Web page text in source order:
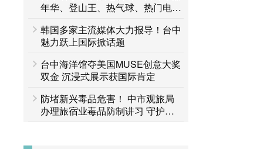
年华、登山王、热气球、热门电影
韩国多家主流媒体大力报导！台中
魅力跃上国际掀话题
台中海洋馆夺美国MUSE创意大奖
双金 沉浸式展示获国际肯定
防堵新兴毒品危害！ 中市观旅局
办理旅宿业毒品防制讲习 守护旅
客安全